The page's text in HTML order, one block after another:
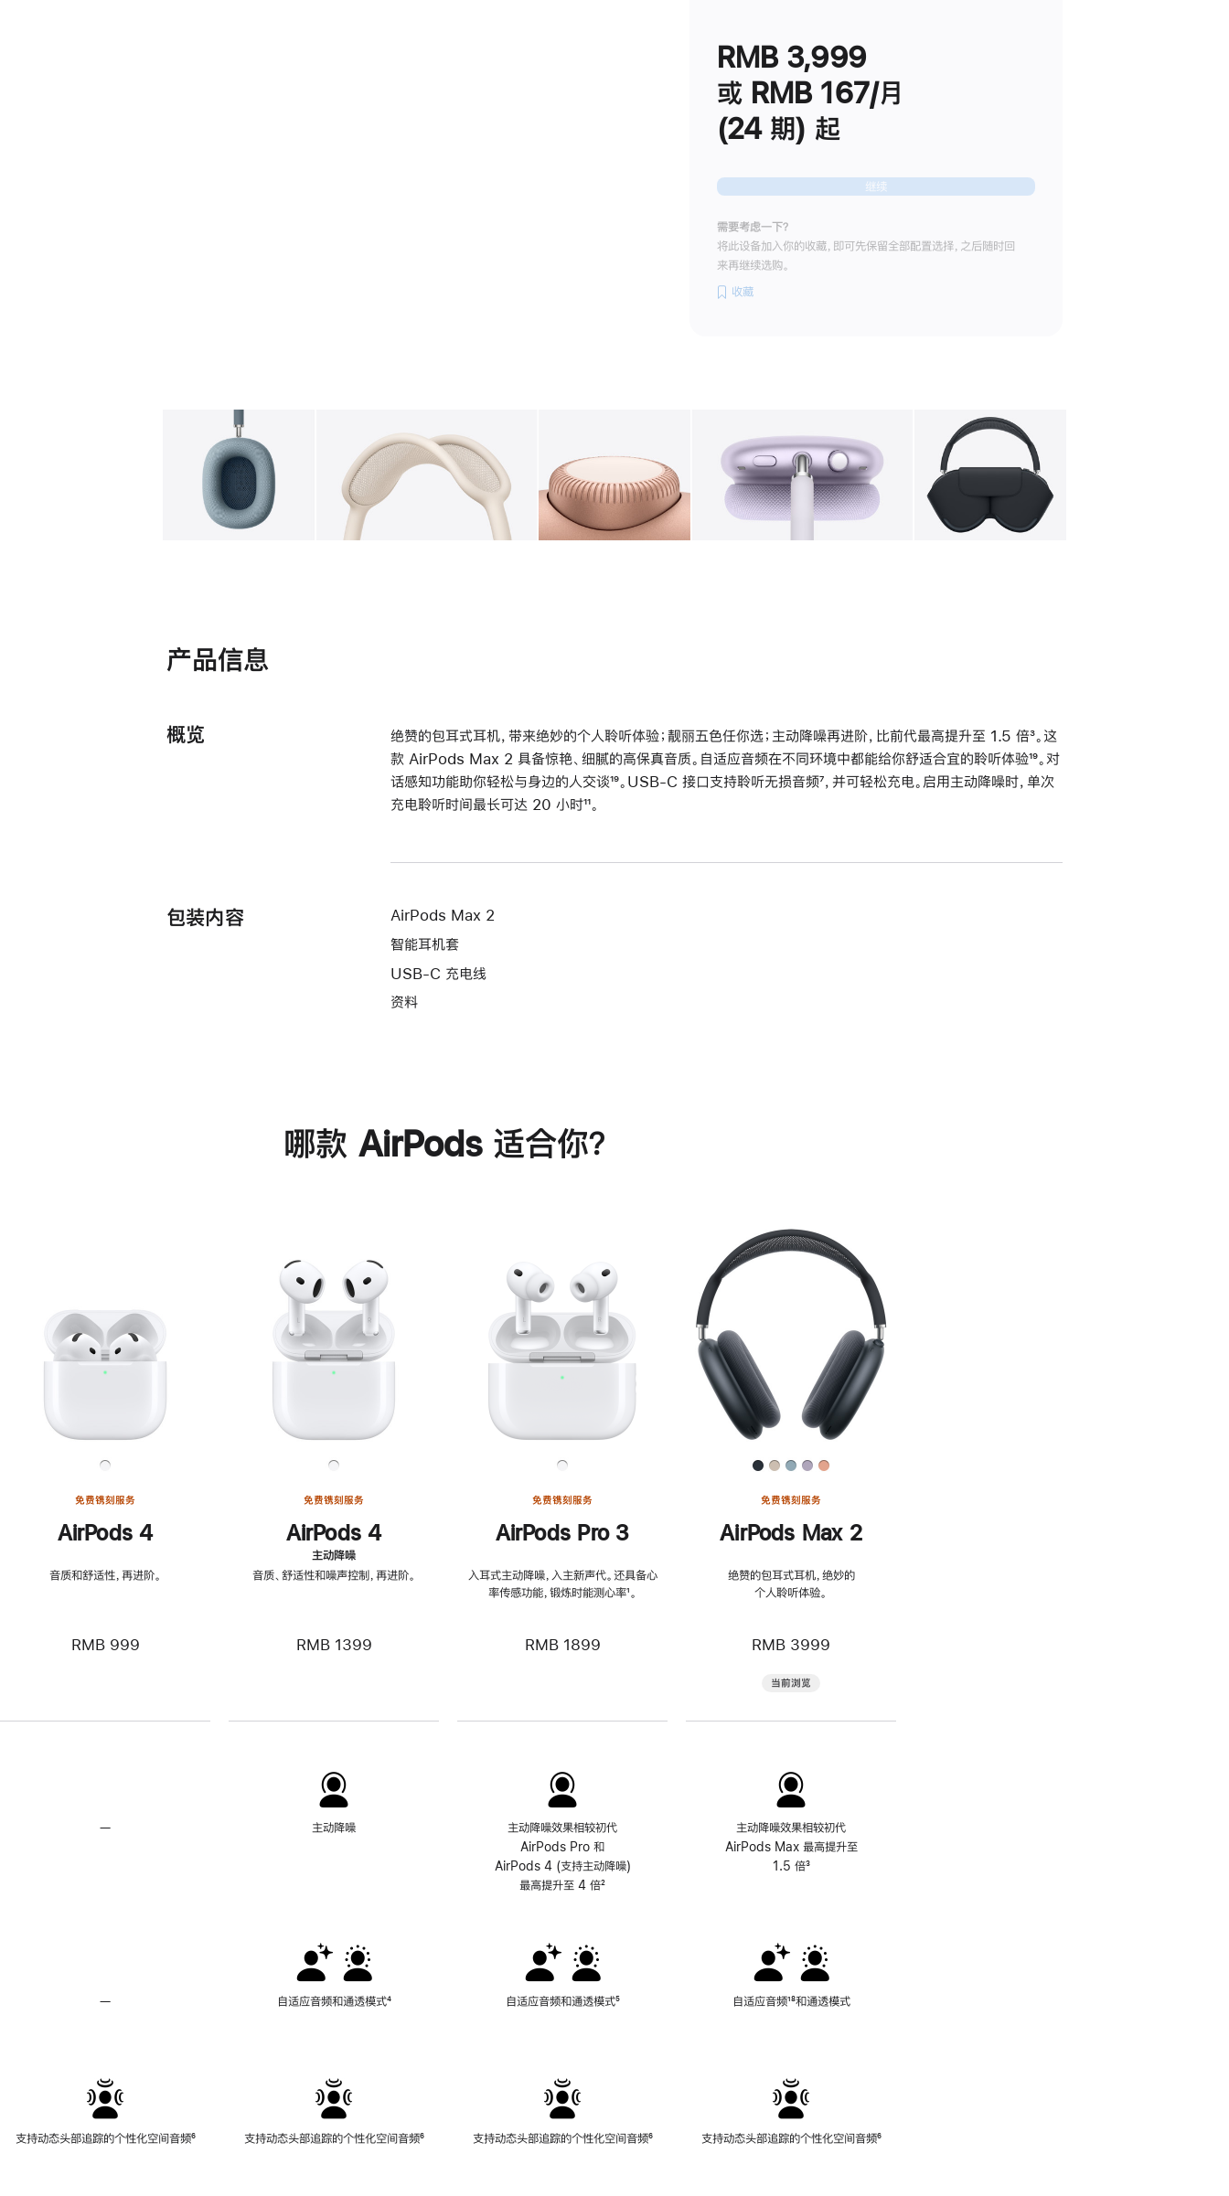
RMB 3,999
或 RMB 167/月
(24 期) 起
继续
需要考虑一下？
将此设备加入你的收藏，即可先保留全部配置选择，之后随时回
来再继续选购。
收藏
图库 图像 2 图库 图像 3 图库 图像 4 图像
产品信息
概览 绝赞的包耳式耳机，带来绝妙的个人聆听体验；靓丽五色任你选；主动降噪再进阶，比前代最高提升至 1.5 倍脚
注
³。这
款 AirPods Max 2 具备惊艳、细腻的高保真音质。自适应音频在不同环境中都能给你舒适合宜的聆听体验脚
注
¹⁹。对
话感知功能助你轻松与身边的人交谈脚
¹⁹。USB-C 接口支持聆听无损音频脚
⁷，并可轻松充电。启用主动降噪时，单次
充电聆听时间最长可达 20 小时脚
¹¹。
包装内容
AirPods Max 2
智能耳机套
USB-C 充电线
资料
哪款 AirPods 适合你？
免费镌刻服务
AirPods 4
音质和舒适性，再进阶。
RMB 999
—
—
适
应
音
频
支持动态头部追踪的个性化空间音频脚
⁶
免费镌刻服务
AirPods 4
主动降噪
音质、舒适性和噪声控制，再进阶。
RMB 1399
主动降噪
自适应音频和通透模式脚
⁴
支持动态头部追踪的个性化空间音频脚
⁶
免费镌刻服务
AirPods Pro 3
入耳式主动降噪，入主新声代。还具备心
率传感功能，锻炼时能测心率脚
¹。
RMB 1899
主动降噪效果相较初代
AirPods Pro 和
AirPods 4 (支持主动降噪)
最高提升至 4 倍脚
²
自适应音频和通透模式脚
⁵
支持动态头部追踪的个性化空间音频脚
⁶
免费镌刻服务
AirPods Max 2
绝赞的包耳式耳机，绝妙的
个人聆听体验。
RMB 3999
当前浏览
主动降噪效果相较初代
AirPods Max 最高提升至
1.5 倍脚
³
自适应音频脚
¹⁸和通透模式
支持动态头部追踪的个性化空间音频脚
⁶